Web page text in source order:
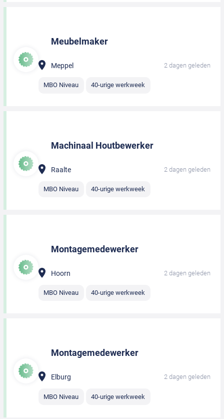
Meubelmaker
Meppel 2 dagen geleden
MBO Niveau 40-urige werkweek
Machinaal Houtbewerker
Raalte 2 dagen geleden
MBO Niveau 40-urige werkweek
Montagemedewerker
Hoorn 2 dagen geleden
MBO Niveau 40-urige werkweek
Montagemedewerker
Elburg 2 dagen geleden
MBO Niveau 40-urige werkweek